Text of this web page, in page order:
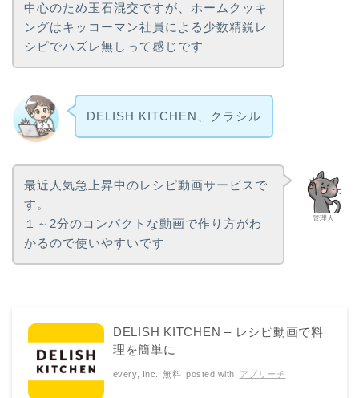
中心のため玉石混交ですが、ホームクッキ
ングはキッコーマン社員による少数精鋭レ
シピでハズレ無しって感じです
DELISH KITCHEN、クラシル
管理人
最近人気急上昇中のレシピ動画サービスで
す。
１～2分のコンパクトな動画で作り方がわ
かるので使いやすいです
DELISH KITCHEN – レシピ動画で料
理を簡単に
every, Inc. 無料 posted with アプリーチ